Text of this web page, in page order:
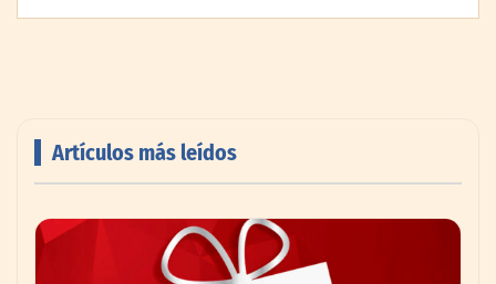
pisos deportivos para gimnasios en México
Artículos más leídos